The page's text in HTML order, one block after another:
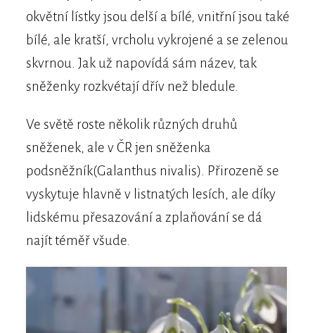
okvětní lístky jsou delší a bílé, vnitřní jsou také
bílé, ale kratší, vrcholu vykrojené a se zelenou
skvrnou. Jak už napovídá sám název, tak
sněženky rozkvétají dřív než bledule.
Ve světě roste několik různých druhů
sněženek, ale v ČR jen sněženka
podsněžník(Galanthus nivalis). Přirozeně se
vyskytuje hlavně v listnatých lesích, ale díky
lidskému přesazování a zplaňování se dá
najít téměř všude.